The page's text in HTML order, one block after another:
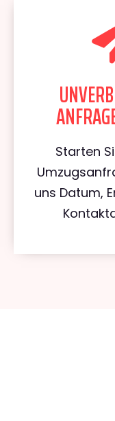
Starten
uns Datum,